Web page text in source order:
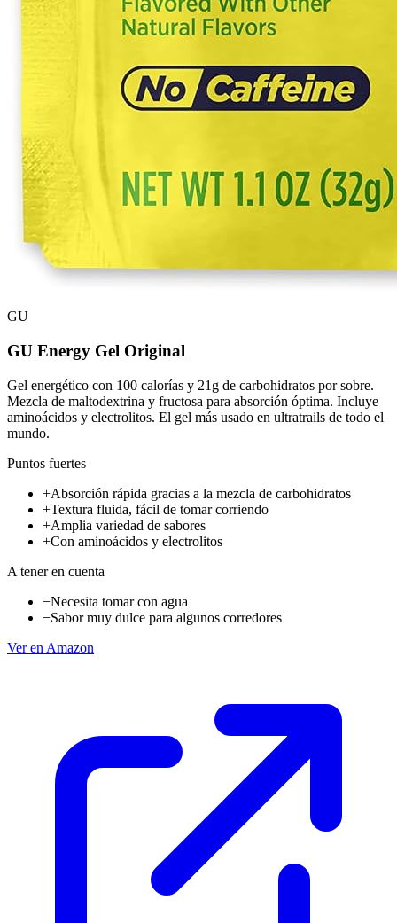
GU
GU Energy Gel Original
Gel energético con 100 calorías y 21g de carbohidratos por sobre.
Mezcla de maltodextrina y fructosa para absorción óptima. Incluye
aminoácidos y electrolitos. El gel más usado en ultratrails de todo el
mundo.
Puntos fuertes
+Absorción rápida gracias a la mezcla de carbohidratos
+Textura fluida, fácil de tomar corriendo
+Amplia variedad de sabores
+Con aminoácidos y electrolitos
A tener en cuenta
−Necesita tomar con agua
−Sabor muy dulce para algunos corredores
Ver en Amazon